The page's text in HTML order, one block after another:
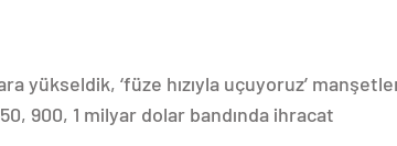
yükseldik, ‘füze hızıyla uçuyoruz’
900, 1 milyar dolar bandında ihracat